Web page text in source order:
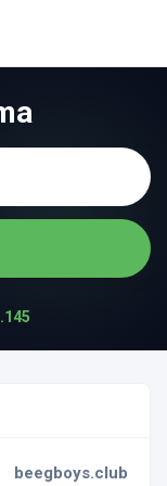
beegboys.club